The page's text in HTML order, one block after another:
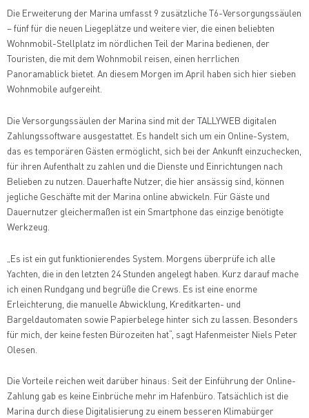
Die Erweiterung der Marina umfasst 9 zusätzliche T6-Versorgungssäulen
– fünf für die neuen Liegeplätze und weitere vier, die einen beliebten
Wohnmobil-Stellplatz im nördlichen Teil der Marina bedienen, der
Touristen, die mit dem Wohnmobil reisen, einen herrlichen
Panoramablick bietet. An diesem Morgen im April haben sich hier sieben
Wohnmobile aufgereiht.
Die Versorgungssäulen der Marina sind mit der TALLYWEB digitalen
Zahlungssoftware ausgestattet. Es handelt sich um ein Online-System,
das es temporären Gästen ermöglicht, sich bei der Ankunft einzuchecken,
für ihren Aufenthalt zu zahlen und die Dienste und Einrichtungen nach
Belieben zu nutzen. Dauerhafte Nutzer, die hier ansässig sind, können
jegliche Geschäfte mit der Marina online abwickeln. Für Gäste und
Dauernutzer gleichermaßen ist ein Smartphone das einzige benötigte
Werkzeug.
„Es ist ein gut funktionierendes System. Morgens überprüfe ich alle
Yachten, die in den letzten 24 Stunden angelegt haben. Kurz darauf mache
ich einen Rundgang und begrüße die Crews. Es ist eine enorme
Erleichterung, die manuelle Abwicklung, Kreditkarten- und
Bargeldautomaten sowie Papierbelege hinter sich zu lassen. Besonders
für mich, der keine festen Bürozeiten hat“, sagt Hafenmeister Niels Peter
Olesen.
Die Vorteile reichen weit darüber hinaus: Seit der Einführung der Online-
Zahlung gab es keine Einbrüche mehr im Hafenbüro. Tatsächlich ist die
Marina durch diese Digitalisierung zu einem besseren Klimabürger